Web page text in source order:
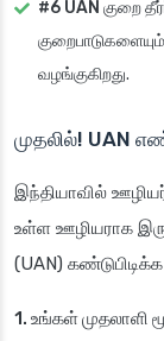
#6 UAN குறை
வழங்குகிறது.
முதலில்! UAN
இந்தியாவில்
உள்ள ஊழியராக
(UAN)
1. உங்கள் முதலாளி